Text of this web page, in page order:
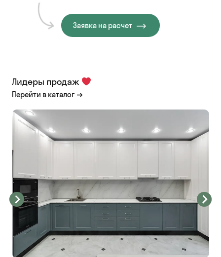
Заявка на расчет
Лидеры продаж
Перейти в каталог